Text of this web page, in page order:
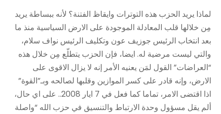
لماذا يريد الحزب هذه التوترات وايقاظ الفتنة؟ لأنه ببساطة يريد
مِن خلالها قلب المعادلة الموجودة على الارض السياسية منذ ما
بعد انتخاب الرئيس جوزيف عون وتكليف الرئيس نواف سلام،
والتي ليست مرضية له. ايضا، فإن الحزب يتطلّع مِن خلال هذه
“العراضات” القول لمَن يعنيه الأمر إنه لا يزال الاقوى على
الارض، وإنه قادر على كسر الموازين وقلبها لصالحه وبـ”القوة”
اذا اقتضى الامر، تماما كما فعل في 7 ايار 2008.. على اي حال،
ألم يقل مسؤول وحدة الارتباط والتنسيق في حزب الله “واصلة